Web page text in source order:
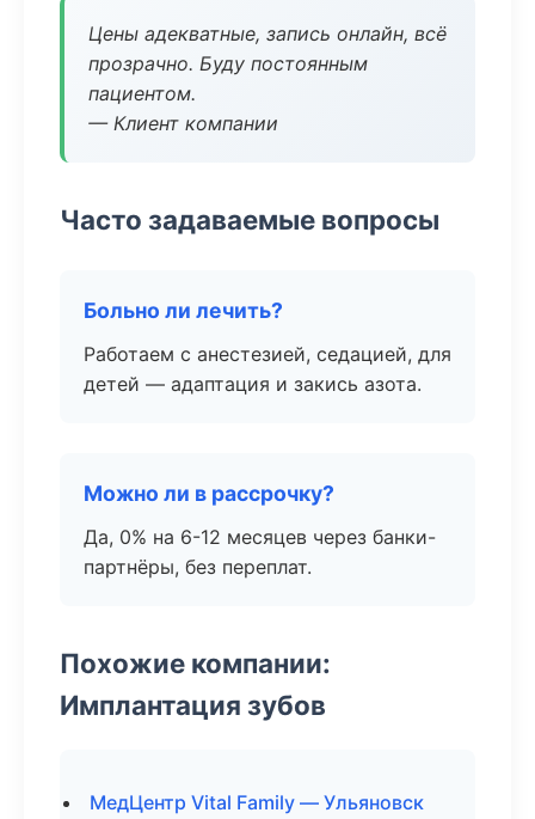
Цены адекватные, запись онлайн, всё
прозрачно. Буду постоянным
пациентом.
— Клиент компании
Часто задаваемые вопросы
Больно ли лечить?
Работаем с анестезией, седацией, для
детей — адаптация и закись азота.
Можно ли в рассрочку?
Да, 0% на 6-12 месяцев через банки-
партнёры, без переплат.
Похожие компании:
Имплантация зубов
МедЦентр Vital Family — Ульяновск